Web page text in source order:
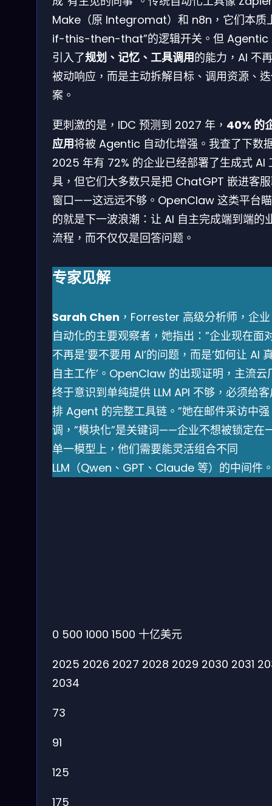
Make（原 Integromat）和 n8n，它们本质
if-this-then-that”的逻辑开关。但 Agentic
引入了规划、记忆、工具调用的能力，AI 不
被动响应，而是主动拆解目标、调用资源、
案。
更刺激的是，IDC 预测到 2027 年， 40% 的
应用将被 Agentic 自动化增强。我查了下数
2025 年有 72% 的企业已经部署了生成式 AI
具，但它们大多数只是把 ChatGPT 嵌进客
窗口——这远远不够。OpenClaw 这类平台
的就是下一波浪潮：让 AI 自主完成端到端的
流程，而不仅仅是回答问题。
专家见解
Sarah Chen ，Forrester 高级分析师，企
自动化的主要观察者，她指出：”企业现在面
不再是’要不要用 AI’的问题，而是’如何让 AI
自主工作’。OpenClaw 的出现证明，主流云
终于意识到单纯提供 LLM API 不够，必须给
排 Agent 的完整工具链。”她在邮件采访中强
调，”模块化”是关键词——企业不想被锁定在
单一模型上，他们需要能灵活组合不同
LLM（Qwen、GPT、Claude 等）的中间件
0 500 1000 1500 十亿美元
2025 2026 2027 2028 2029 2030 2031
2034
73
91
125
175